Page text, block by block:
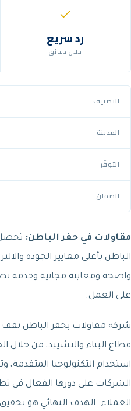
رد سريع
خلال دقائق
التصنيف
المدينة
التوفّر
الضمان
مقاولات في حفر الباطن: تحصل
الباطن بأعلى معايير الجودة
واضحة ومعاينة مجانية
على العمل.
شركة مقاولات بحفر الباطن تقف
قطاع البناء والتشييد، من خلال
استخدام التكنولوجيا المتقدمة،
الشركات على دورها الفعال في
العملاء. الهدف النهائي هو